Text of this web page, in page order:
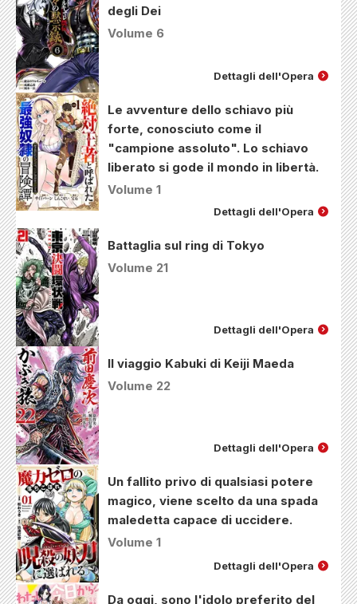
degli Dei
Volume 6
Dettagli dell'Opera
Le avventure dello schiavo più
forte, conosciuto come il
"campione assoluto". Lo schiavo
liberato si gode il mondo in libertà.
Volume 1
Dettagli dell'Opera
Battaglia sul ring di Tokyo
Volume 21
Dettagli dell'Opera
Il viaggio Kabuki di Keiji Maeda
Volume 22
Dettagli dell'Opera
Un fallito privo di qualsiasi potere
magico, viene scelto da una spada
maledetta capace di uccidere.
Volume 1
Dettagli dell'Opera
Da oggi, sono l'idolo preferito del